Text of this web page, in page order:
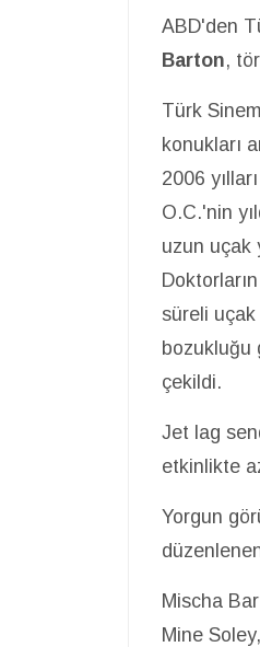
ABD'den
Barton,
Türk
konukları
2006
O.C.'nin
uzun uçak
süreli
bozukluğu
çekildi.
Jet lag
etkinlikte
Yorgun
Mischa
Mine